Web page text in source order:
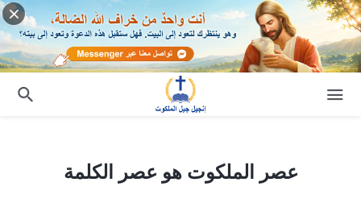
عصر الملكوت هو عصر الكلمة